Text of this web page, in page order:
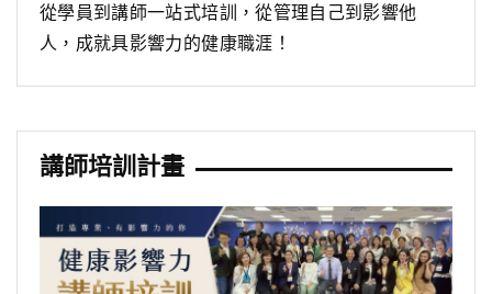
從學員到講師一站式培訓，從管理自己到影響他
人，成就具影響力的健康職涯！
講師培訓計畫